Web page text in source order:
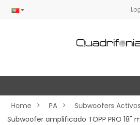
Home PA
Subwoofers Activos
Subwoofer amplificado TOPP PRO 18"